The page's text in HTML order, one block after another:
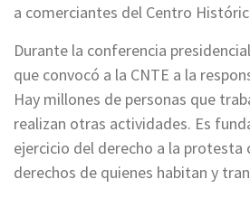
a comerciantes del Centro
Durante la conferencia
que convocó a la CNTE a la
Hay millones de personas que
realizan otras actividades. Es
ejercicio del derecho a la protesta
derechos de quienes habitan y